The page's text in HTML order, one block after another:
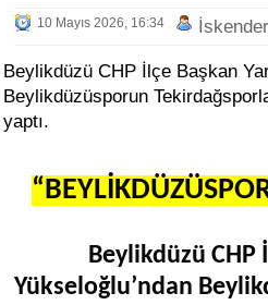
10 Mayıs 2026, 16:34
Beylikdüzü CHP İlçe Başkan
Beylikdüzüsporun
yaptı.
Beylikdüzü CHP
Yükseloğlu’ndan